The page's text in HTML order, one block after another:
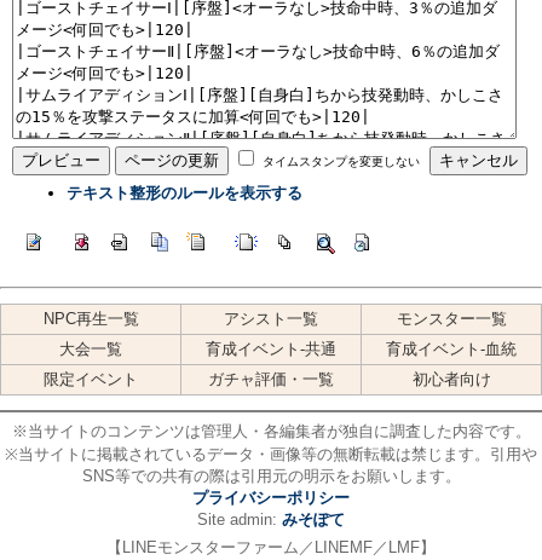
タイムスタンプを変更しない
テキスト整形のルールを表示する
NPC再生一覧 アシスト一覧
モンスター一覧
大会一覧
育成イベント-共通
育成イベント-血統
限定イベント
ガチャ評価・一覧 初心者向け
※当サイトのコンテンツは管理人・各編集者が独自に調査した内容です。
※当サイトに掲載されているデータ・画像等の無断転載は禁じます。引用や
SNS等での共有の際は引用元の明示をお願いします。
プライバシーポリシー
Site admin: みそぽて
【LINEモンスターファーム／LINEMF／LMF】